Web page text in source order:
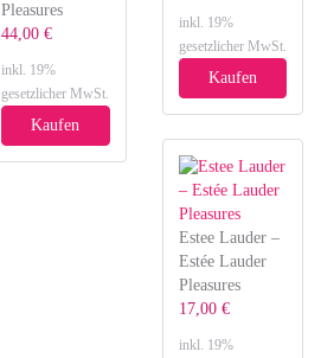
Pleasures
44,00 €
inkl. 19%
gesetzlicher MwSt.
Kaufen
inkl. 19%
gesetzlicher MwSt.
Kaufen
Estee Lauder –
Estée Lauder
Pleasures
17,00 €
inkl. 19%